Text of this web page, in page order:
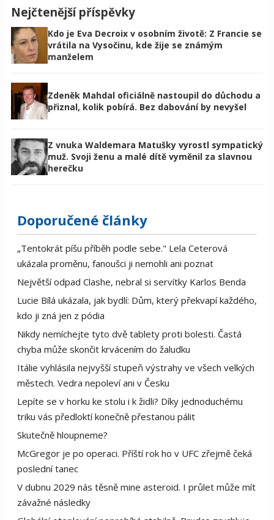
Nejčtenější příspěvky
Kdo je Eva Decroix v osobním životě: Z Francie se
vrátila na Vysočinu, kde žije se známým
manželem
Zdeněk Mahdal oficiálně nastoupil do důchodu a
přiznal, kolik pobírá. Bez dabování by nevyšel
Z vnuka Waldemara Matušky vyrostl sympatický
muž. Svoji ženu a malé dítě vyměnil za slavnou
herečku
Doporučené články
„Tentokrát píšu příběh podle sebe." Lela Ceterová
ukázala proměnu, fanoušci ji nemohli ani poznat
Největší odpad Clashe, nebral si servítky Karlos Benda
Lucie Bílá ukázala, jak bydlí: Dům, který překvapí každého,
kdo ji zná jen z pódia
Nikdy nemíchejte tyto dvě tablety proti bolesti. Častá
chyba může skončit krvácením do žaludku
Itálie vyhlásila nejvyšší stupeň výstrahy ve všech velkých
městech. Vedra nepoleví ani v Česku
Lepíte se v horku ke stolu i k židli? Díky jednoduchému
triku vás předloktí konečně přestanou pálit
Skutečně hloupneme?
McGregor je po operaci. Příští rok ho v UFC zřejmě čeká
poslední tanec
V dubnu 2029 nás těsně mine asteroid. I průlet může mít
závažné následky